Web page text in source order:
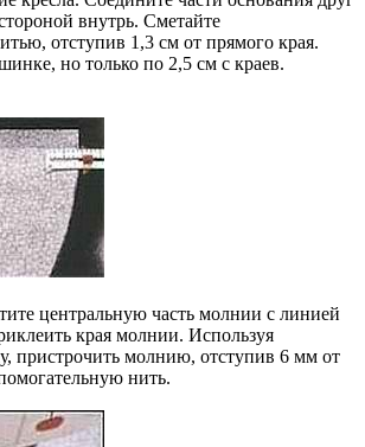
внутрь. Сметайте
отступив 1,3 см от прямого края.
но только по 2,5 см с краев.
центральную часть молнии с линией
края молнии. Используя
пристрочить молнию, отступив 6 мм от
нить.